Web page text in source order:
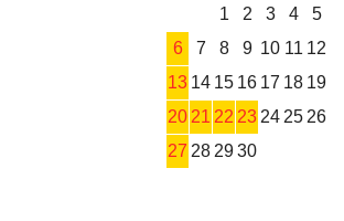
1
2 3 4
5
6
7 8 9 10 11 12
13 14 15 16 17 18 19
2021 22 23242526
27 282930